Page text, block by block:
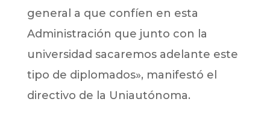
general a que confíen en esta
Administración que junto con la
universidad sacaremos adelante este
tipo de diplomados», manifestó el
directivo de la Uniautónoma.